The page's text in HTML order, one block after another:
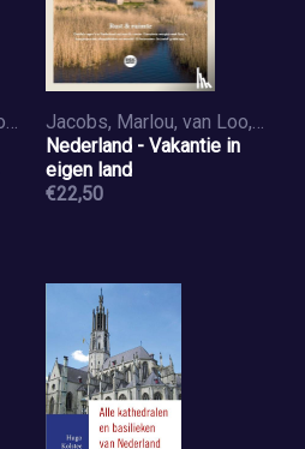
Jacobs, Marlou, Loo, Godfried van
Jacobs, Marlou, van Loo, Godfried
Nederland - Vakantie in
eigen land
€22,50